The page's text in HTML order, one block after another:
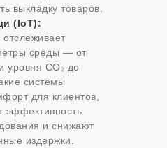
выкладку товаров.
(IoT):
отслеживает
среды — от
уровня CO₂ до
системы
для клиентов,
эффективность
и снижают
издержки.